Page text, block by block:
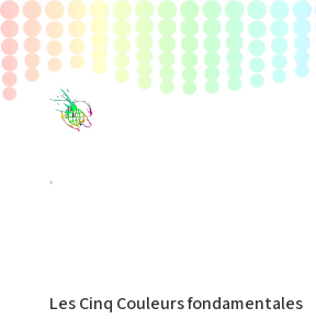
Les Cinq Couleurs fondamentales